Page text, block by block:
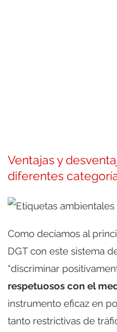
Ventajas y
diferentes
Como decíamos al
DGT con este sistema
“discriminar
respetuosos con el
instrumento eficaz en
tanto restrictivas de